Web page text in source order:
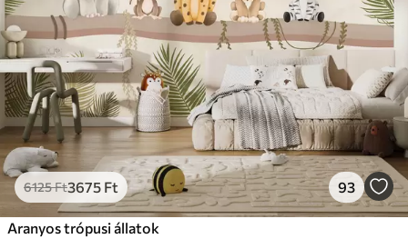
6125Ft3675 Ft 93
Aranyos trópusi állatok